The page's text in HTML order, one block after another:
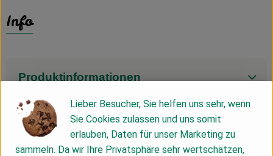
Info
Produktinformationen
Zutaten
Lieber Besucher, Sie helfen uns sehr, wenn
Sie Cookies zulassen und uns somit
erlauben, Daten für unser Marketing zu
sammeln. Da wir Ihre Privatsphäre sehr wertschätzen,